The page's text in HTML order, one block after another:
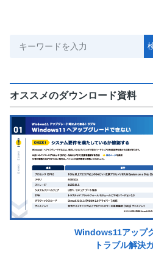
オススメのダウンロード資料
Windows11アップ
トラブル解決